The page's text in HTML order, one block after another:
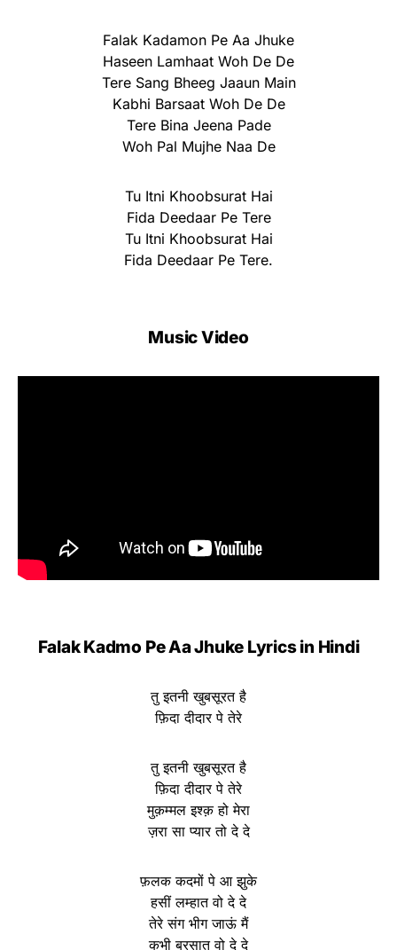
Falak Kadamon Pe Aa Jhuke
Haseen Lamhaat Woh De De
Tere Sang Bheeg Jaaun Main
Kabhi Barsaat Woh De De
Tere Bina Jeena Pade
Woh Pal Mujhe Naa De
Tu Itni Khoobsurat Hai
Fida Deedaar Pe Tere
Tu Itni Khoobsurat Hai
Fida Deedaar Pe Tere.
Music Video
Falak Kadmo Pe Aa Jhuke Lyrics in Hindi
तु इतनी खुबसूरत है
फ़िदा दीदार पे तेरे
तु इतनी खुबसूरत है
फ़िदा दीदार पे तेरे
मुक़म्मल इश्क़ हो मेरा
ज़रा सा प्यार तो दे दे
फ़लक कदमों पे आ झुके
हसीं लम्हात वो दे दे
तेरे संग भीग जाऊं मैं
कभी बरसात वो दे दे